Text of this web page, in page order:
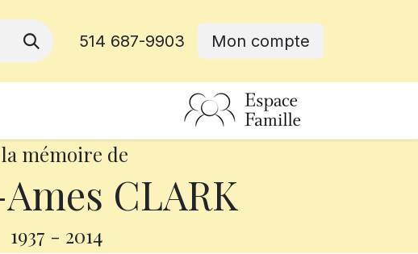
514 687-9903 Mon compte
mémoire de
CLARK
1937 - 2014